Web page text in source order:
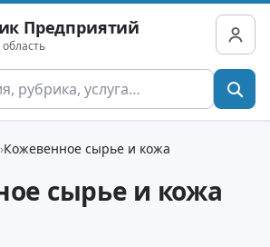
Предприятий
область
Кожевенное сырье и кожа
сырье и кожа